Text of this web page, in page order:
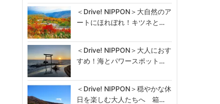
＜Drive! NIPPON＞大自然のア
ートにほれぼれ！キツネと…
＜Drive! NIPPON＞大人におす
すめ！海とパワースポット…
＜Drive! NIPPON＞穏やかな休
日を楽しむ大人たちへ 箱…